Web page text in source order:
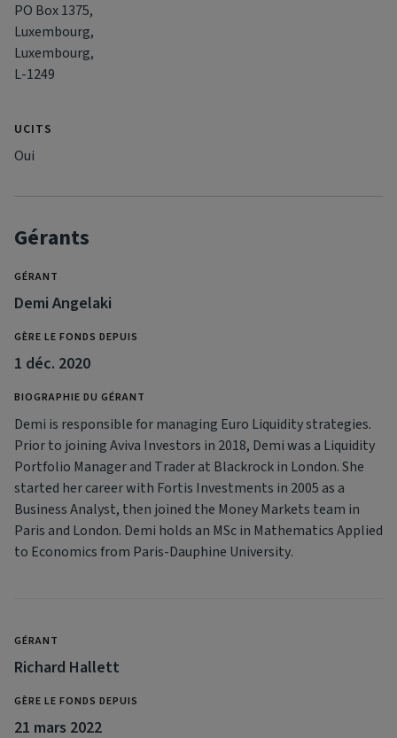
PO Box 1375,
Luxembourg,
Luxembourg,
L-1249
UCITS
Oui
Gérants
GÉRANT
Demi Angelaki
GÈRE LE FONDS DEPUIS
1 déc. 2020
BIOGRAPHIE DU GÉRANT
Demi is responsible for managing Euro Liquidity strategies.
Prior to joining Aviva Investors in 2018, Demi was a Liquidity
Portfolio Manager and Trader at Blackrock in London. She
started her career with Fortis Investments in 2005 as a
Business Analyst, then joined the Money Markets team in
Paris and London. Demi holds an MSc in Mathematics Applied
to Economics from Paris-Dauphine University.
GÉRANT
Richard Hallett
GÈRE LE FONDS DEPUIS
21 mars 2022